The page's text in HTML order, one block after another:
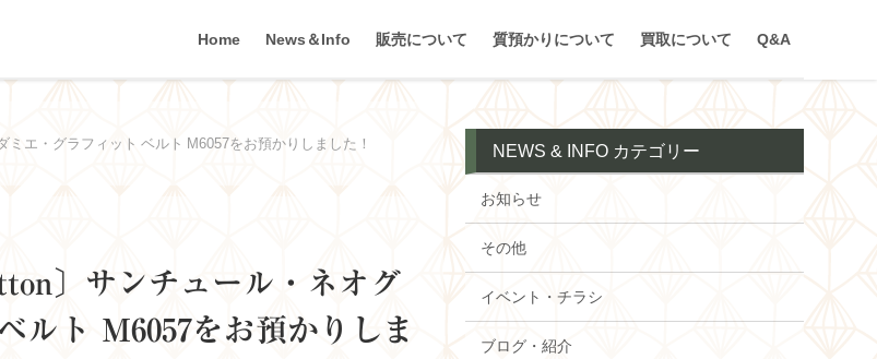
Home News＆Info 販売について 質預かりについて 買取について Q&A
エ・グラフィット ベルト M6057をお預かりしました！
〕サンチュール・ネオグ
ルト M6057をお預かりしま
NEWS & INFO カテゴリー
お知らせ
その他
イベント・チラシ
ブログ・紹介